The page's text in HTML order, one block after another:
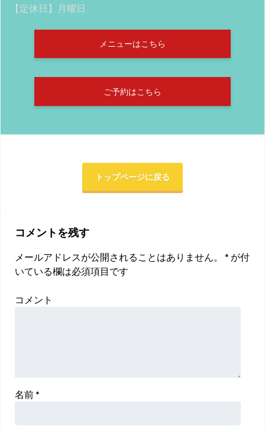
【定休日】月曜日
メニューはこちら
ご予約はこちら
トップページに戻る
コメントを残す
メールアドレスが公開されることはありません。 * が付
いている欄は必須項目です
コメント
名前*